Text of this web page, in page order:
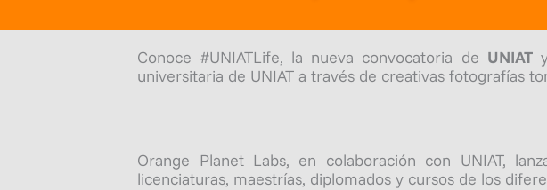
Conoce #UNIATLife, la nueva convocatoria de UNIAT
universitaria de UNIAT a través de creativas fotografías
Orange Planet Labs, en colaboración con UNIAT,
licenciaturas, maestrías, diplomados y cursos de los